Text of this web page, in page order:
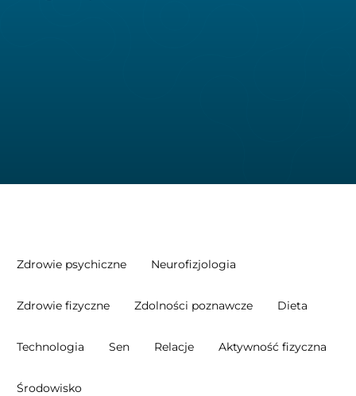
Zdrowie psychiczne Neurofizjologia
Zdrowie fizyczne Zdolności poznawcze Dieta
Technologia Sen Relacje Aktywność fizyczna
Środowisko